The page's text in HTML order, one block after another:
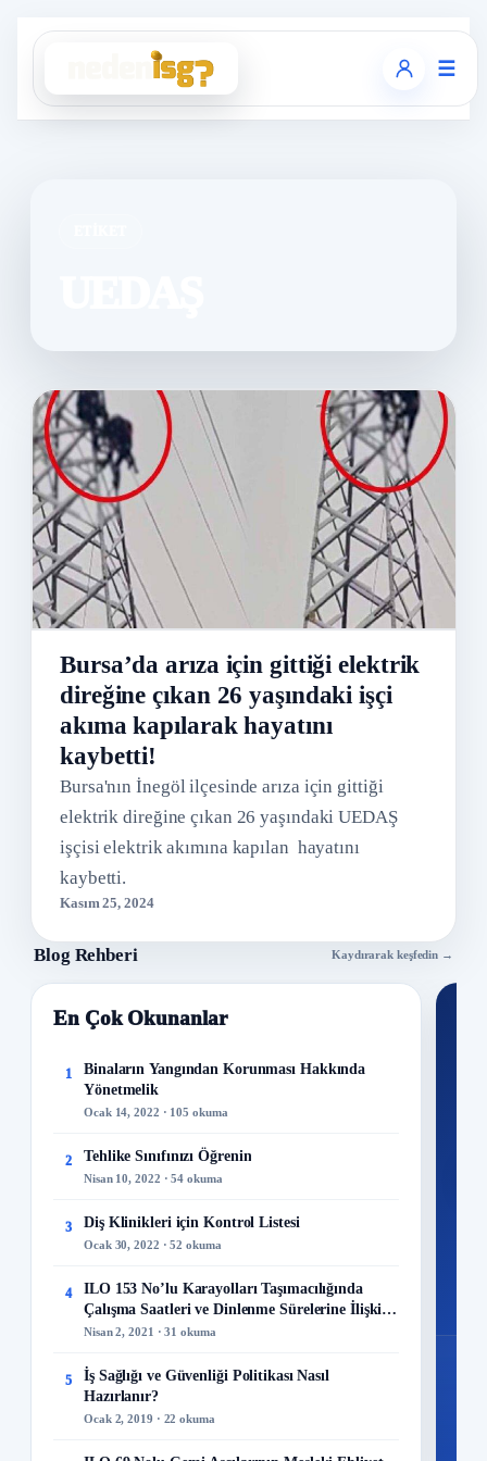
☰
Bursa’da arıza için gittiği elektrik
direğine çıkan 26 yaşındaki işçi
akıma kapılarak hayatını
kaybetti!
Bursa'nın İnegöl ilçesinde arıza için gittiği
elektrik direğine çıkan 26 yaşındaki UEDAŞ
işçisi elektrik akımına kapılan hayatını
kaybetti.
Kasım 25, 2024
Blog Rehberi Kaydırarak keşfedin →
En Çok Okunanlar
1
Binaların Yangından Korunması Hakkında
Yönetmelik
Ocak 14, 2022 · 105 okuma
2 Tehlike Sınıfınızı Öğrenin
Nisan 10, 2022 · 54 okuma
3 Diş Klinikleri için Kontrol Listesi
Ocak 30, 2022 · 52 okuma
4
ILO 153 No’lu Karayolları Taşımacılığında
Çalışma Saatleri ve Dinlenme Sürelerine İlişkin
Sözleşme
Nisan 2, 2021 · 31 okuma
5
İş Sağlığı ve Güvenliği Politikası Nasıl
Hazırlanır?
Ocak 2, 2019 · 22 okuma